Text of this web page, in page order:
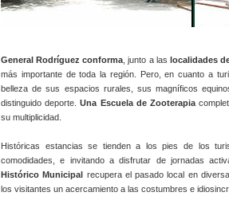
General Rodríguez conforma , junto a las localidades
más importante de toda la región. Pero, en cuanto a
belleza de sus espacios rurales, sus magníficos
distinguido deporte.Una Escuela de Zooterapia
su multiplicidad.
Históricas estancias se tienden a los pies de los
comodidades, e invitando a disfrutar de jornadas
Histórico Municipal recupera el pasado local en
los visitantes un acercamiento a las costumbres e